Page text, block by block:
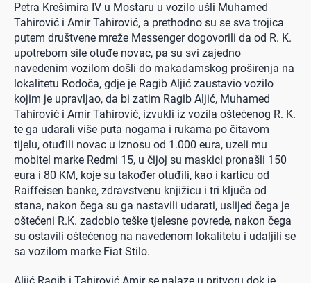
Petra Krešimira IV u Mostaru u vozilo ušli Muhamed
Tahirović i Amir Tahirović, a prethodno su se sva trojica
putem društvene mreže Messenger dogovorili da od R. K.
upotrebom sile otuđe novac, pa su svi zajedno
navedenim vozilom došli do makadamskog proširenja na
lokalitetu Rodoča, gdje je Ragib Aljić zaustavio vozilo
kojim je upravljao, da bi zatim Ragib Aljić, Muhamed
Tahirović i Amir Tahirović, izvukli iz vozila oštećenog R. K.
te ga udarali više puta nogama i rukama po čitavom
tijelu, otuđili novac u iznosu od 1.000 eura, uzeli mu
mobitel marke Redmi 15, u čijoj su maskici pronašli 150
eura i 80 KM, koje su također otuđili, kao i karticu od
Raiffeisen banke, zdravstvenu knjižicu i tri ključa od
stana, nakon čega su ga nastavili udarati, uslijed čega je
oštećeni R.K. zadobio teške tjelesne povrede, nakon čega
su ostavili oštećenog na navedenom lokalitetu i udaljili se
sa vozilom marke Fiat Stilo.